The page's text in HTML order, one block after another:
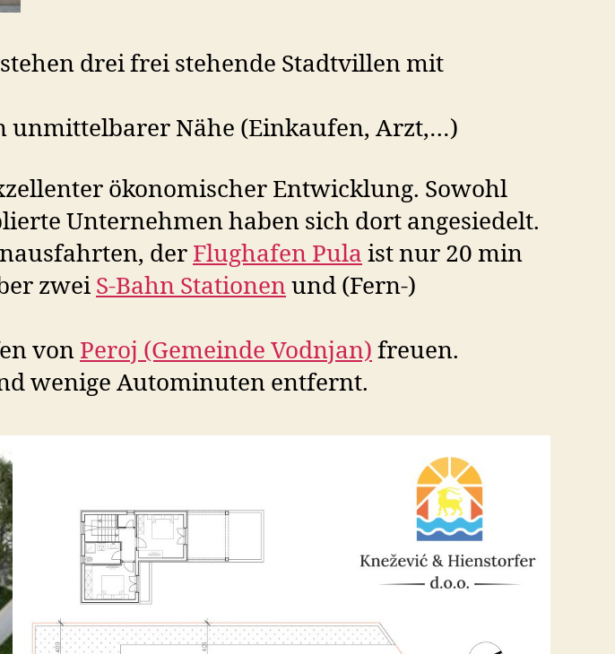
drei frei stehende Stadtvillen mit
unmittelbarer Nähe (Einkaufen, Arzt,…)
ökonomischer Entwicklung. Sowohl
Unternehmen haben sich dort angesiedelt.
der Flughafen Pula ist nur 20 min
zwei S-Bahn Stationenund (Fern-)
von Peroj (Gemeinde Vodnjan) freuen.
wenige Autominuten entfernt.